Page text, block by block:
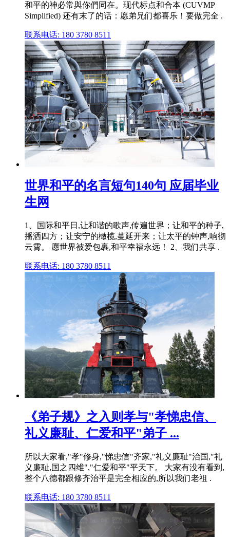
和平的神必常與你們同在。现代标点和合本 (CUVMP
Simplified) 还有末了的话：愿弟兄们都喜乐！要做完全 .
联系电话: 180 3780 8511
世界和平的名言短句140句 应届毕业
生网
1、国际和平日,让和谐的歌声,传遍世界；让和平的种子,
播洒四方；让安宁的橄榄,蔓延开来；让太平的钟声,响彻
云霄。 愿世界被爱包裹,和平幸福永远！ 2、我们共享 .
联系电话: 180 3780 8511
《弟子规》之入则孝与"孝悌忠信、
礼义廉耻、仁爱和平"弟子 ...
所以大家看,"孝"修身,"悌忠信"齐家,"礼义廉耻"治国,"礼
义廉耻,国之四维","仁爱和平"平天下。 大家有没有看到,
整个八德都跟修齐治平是完全相应的,所以我们老祖 .
联系电话: 180 3780 8511